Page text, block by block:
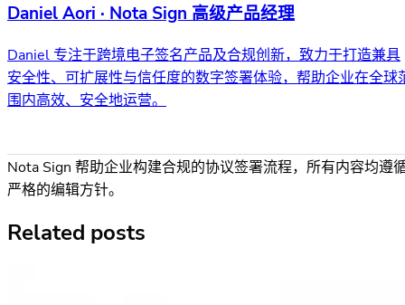
Daniel Aori · Nota Sign 高级产品经理
Daniel 专注于跨境电子签名产品及合规创新，致力于打造兼具
安全性、可扩展性与信任度的数字签署体验，帮助企业在全球
围内高效、安全地运营。
Nota Sign 帮助企业构建合规的协议签署流程，所有内容均遵
严格的编辑方针。
Related posts